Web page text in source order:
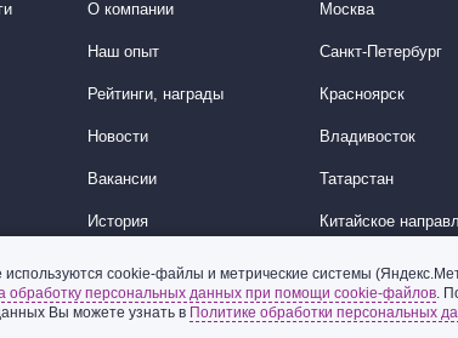
О компании
Наш опыт
Рейтинги, награды
Новости
Вакансии
История
Москва
Санкт-Петербург
Красноярск
Владивосток
Татарстан
Китайское
Корейское
Ближний Восток
cookie-файлы и метрические системы
обработку персональных данных при помощи cookie-файлов.
Вы можете узнать в Политике обработки персональных